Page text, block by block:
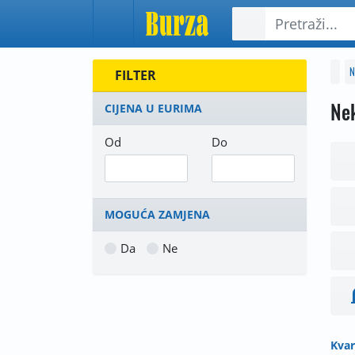
FILTER
CIJENA U EURIMA
Od Do
MOGUĆA ZAMJENA
Da Ne